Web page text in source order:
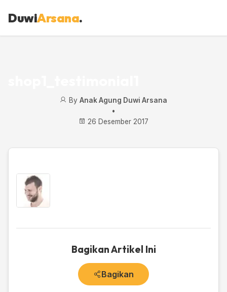
DuwiArsana.
By Anak Agung Duwi Arsana
•
26 Desember 2017
Bagikan Artikel Ini
Bagikan